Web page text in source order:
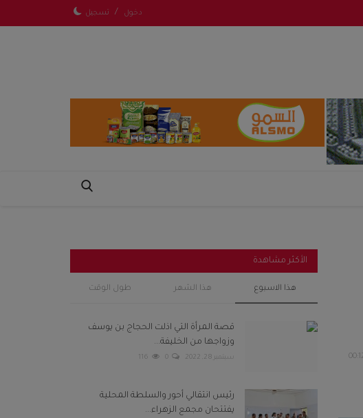
دخول / تسجيل
الأكثر مشاهدة
هذا الاسبوع هذا الشهر طول الوقت
قصة المرأة التي اذلت الحجاج بن يوسف
وزواجها من الخليفة...
سبتمبر 28, 2022 0
116
رئيس انتقالي أحور والسلطة المحلية
يفتتحان مجمع الزهراء...